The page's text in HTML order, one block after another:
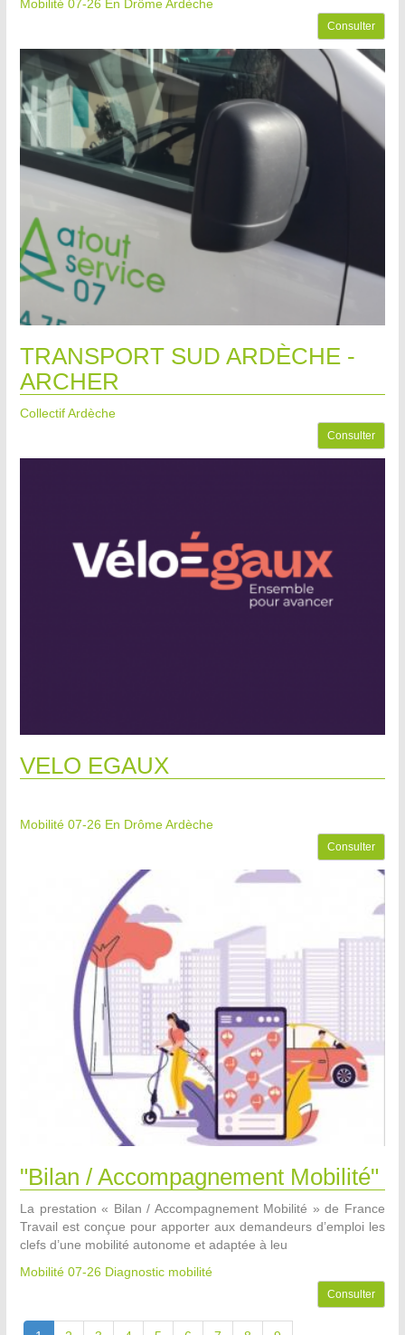
Mobilité 07-26 En Drôme Ardèche
Consulter
TRANSPORT SUD ARDÈCHE -
ARCHER
Collectif Ardèche
Consulter
VELO EGAUX
Mobilité 07-26 En Drôme Ardèche
Consulter
"Bilan / Accompagnement Mobilité"
La prestation « Bilan / Accompagnement Mobilité » de France
Travail est conçue pour apporter aux demandeurs d’emploi les
clefs d’une mobilité autonome et adaptée à leu
Mobilité 07-26 Diagnostic mobilité
Consulter